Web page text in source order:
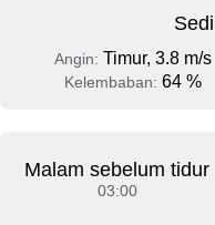
Angin: Timur, 3.8 m/s
Kelembaban: 64 %
Malam sebelum tidur
03:00